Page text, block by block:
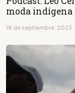
moda indígena
18 de septiembre, 2023